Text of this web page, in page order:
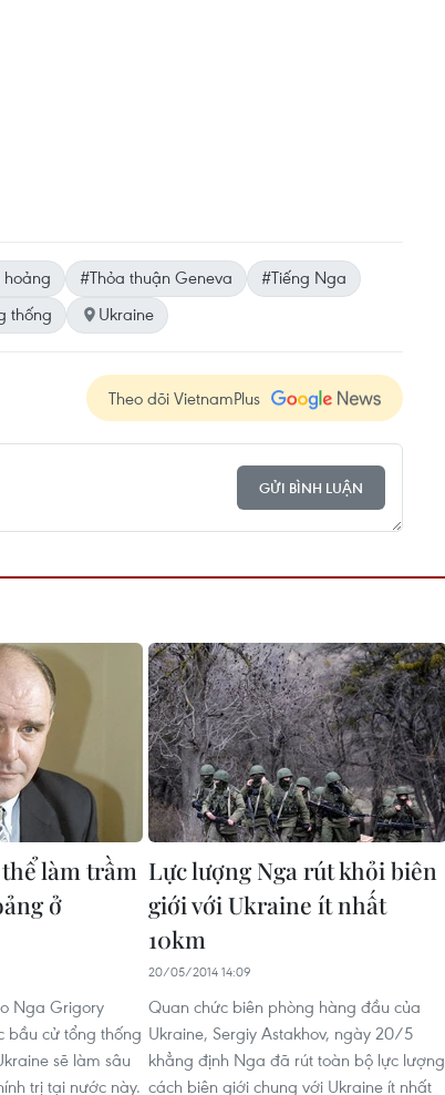
hoảng #Thỏa thuận Geneva
#Tiếng Nga
thống Ukraine
Theo dõi VietnamPlus
GỬI BÌNH LUẬN
làm trầm
ở
Nga Grigory
bầu cử tổng thống
sẽ làm sâu
trị tại nước này.
Lực lượng Nga rút khỏi biên
giới với Ukraine ít nhất
10km
20/05/2014 14:09
Quan chức biên phòng hàng đầu của
Ukraine, Sergiy Astakhov, ngày 20/5
khẳng định Nga đã rút toàn bộ lực lượng
cách biên giới chung với Ukraine ít nhất